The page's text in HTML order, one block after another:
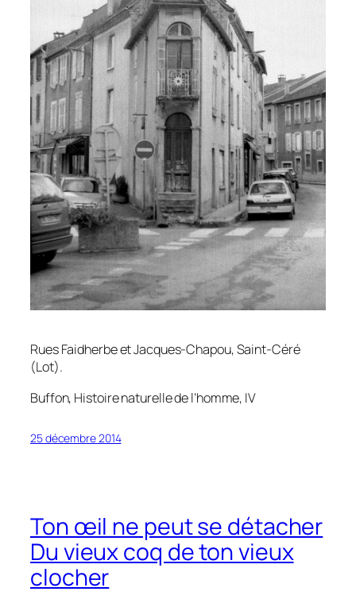
Rues Faidherbe et Jacques-Chapou, Saint-Céré
(Lot).
Buffon, Histoire naturelle de l’homme, IV
25 décembre 2014
Ton œil ne peut se détacher
Du vieux coq de ton vieux
clocher